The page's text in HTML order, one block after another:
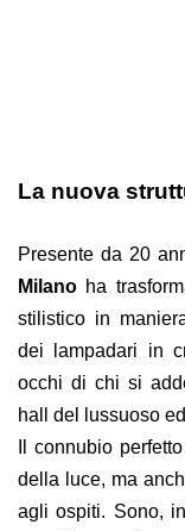
La nuova
Presente da 20
Milano ha
stilistico in
dei lampadari in
occhi di chi si
hall del lussuoso
Il connubio
della luce, ma
agli ospiti. Sono,